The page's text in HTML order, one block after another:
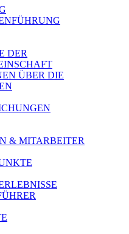
DER
ÜBER DIE
& MITARBEITER